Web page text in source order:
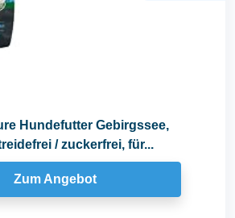
Hundefutter Gebirgssee,
/ zuckerfrei, für...
Zum Angebot